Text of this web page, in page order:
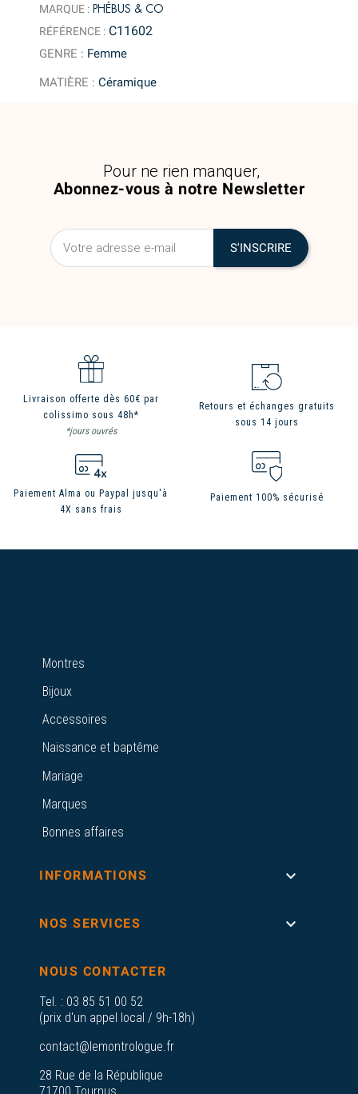
MARQUE : PHÉBUS & CO
RÉFÉRENCE : C11602
GENRE : Femme
MATIÈRE :Céramique
Abonnez-vous à notre Newsletter
Pour ne rien manquer,
Livraison offerte dès 60€ par
colissimo sous 48h*
*jours ouvrés
Retours et échanges gratuits
sous 14 jours
Paiement Alma ou Paypal jusqu'à
4X sans frais
Paiement 100% sécurisé
Montres
Bijoux
Accessoires
Naissance et baptême
Mariage
Marques
Bonnes affaires
INFORMATIONS 
NOS SERVICES 
NOUS CONTACTER
Tel. : 03 85 51 00 52
(prix d'un appel local / 9h-18h)
contact@lemontrologue.fr
28 Rue de la République
71700 Tournus